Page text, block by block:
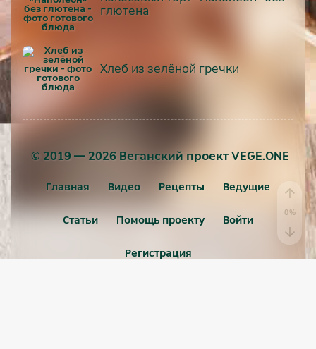
глютена
Хлеб из зелёной гречки
© 2019 — 2026 Веганский проект VEGE.ONE
Главная Видео Рецепты Ведущие
Статьи Помощь проекту Войти
Регистрация